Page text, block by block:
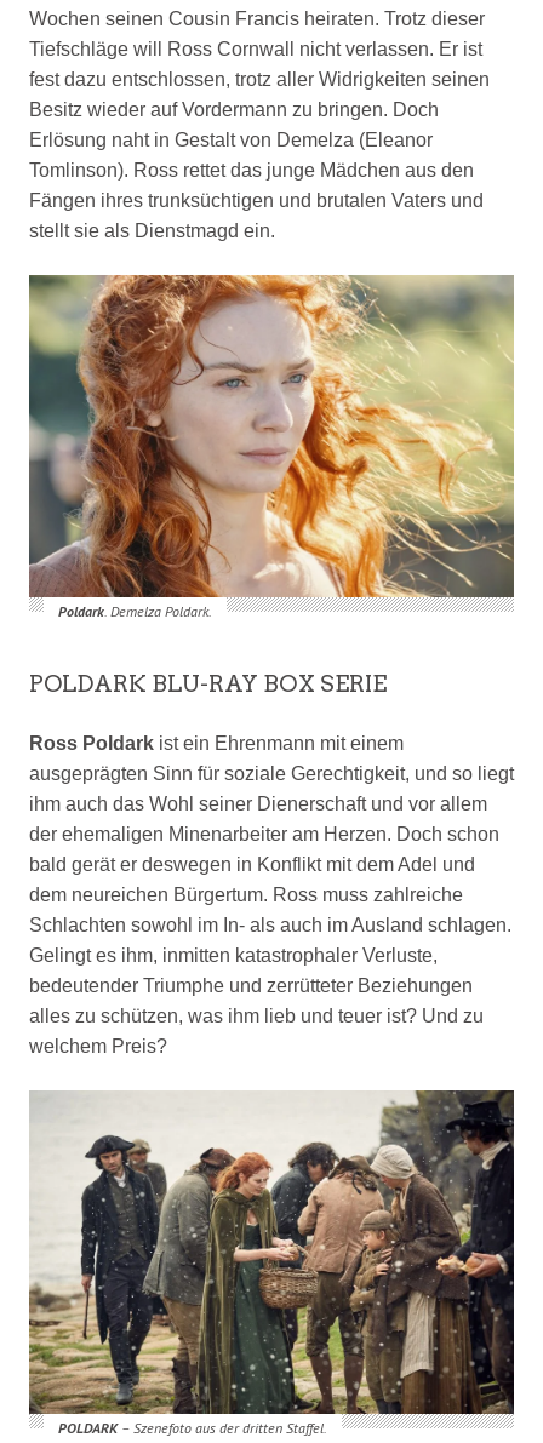
Wochen seinen Cousin Francis heiraten. Trotz dieser
Tiefschläge will Ross Cornwall nicht verlassen. Er ist
fest dazu entschlossen, trotz aller Widrigkeiten seinen
Besitz wieder auf Vordermann zu bringen. Doch
Erlösung naht in Gestalt von Demelza (Eleanor
Tomlinson). Ross rettet das junge Mädchen aus den
Fängen ihres trunksüchtigen und brutalen Vaters und
stellt sie als Dienstmagd ein.
Poldark. Demelza Poldark.
POLDARK BLU-RAY BOX SERIE
Ross Poldark ist ein Ehrenmann mit einem
ausgeprägten Sinn für soziale Gerechtigkeit, und so liegt
ihm auch das Wohl seiner Dienerschaft und vor allem
der ehemaligen Minenarbeiter am Herzen. Doch schon
bald gerät er deswegen in Konflikt mit dem Adel und
dem neureichen Bürgertum. Ross muss zahlreiche
Schlachten sowohl im In- als auch im Ausland schlagen.
Gelingt es ihm, inmitten katastrophaler Verluste,
bedeutender Triumphe und zerrütteter Beziehungen
alles zu schützen, was ihm lieb und teuer ist? Und zu
welchem Preis?
POLDARK– Szenefoto aus der dritten Staffel.